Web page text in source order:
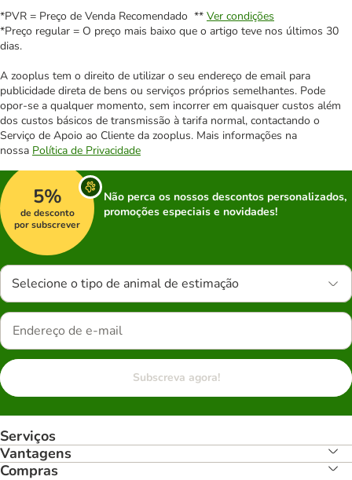
*PVR = Preço de Venda Recomendado ** Ver condições
*Preço regular = O preço mais baixo que o artigo teve nos últimos 30
dias.
A zooplus tem o direito de utilizar o seu endereço de email para
publicidade direta de bens ou serviços próprios semelhantes. Pode
opor-se a qualquer momento, sem incorrer em quaisquer custos além
dos custos básicos de transmissão à tarifa normal, contactando o
Serviço de Apoio ao Cliente da zooplus. Mais informações na
nossa Política de Privacidade
5%
de desconto
por subscrever
Não perca os nossos descontos personalizados,
promoções especiais e novidades!
Selecione o tipo de animal de estimação
Subscreva agora!
Serviços
Vantagens
Compras